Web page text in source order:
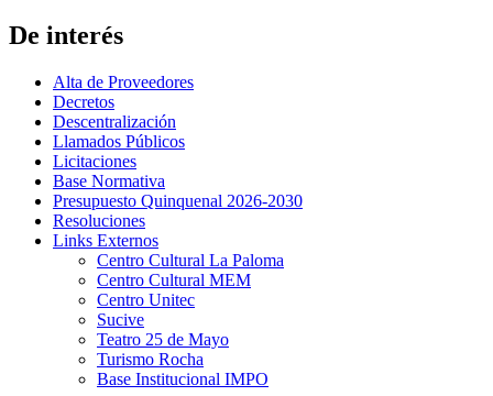
De interés
Alta de Proveedores
Decretos
Descentralización
Llamados Públicos
Licitaciones
Base Normativa
Presupuesto Quinquenal 2026-2030
Resoluciones
Links Externos
Centro Cultural La Paloma
Centro Cultural MEM
Centro Unitec
Sucive
Teatro 25 de Mayo
Turismo Rocha
Base Institucional IMPO